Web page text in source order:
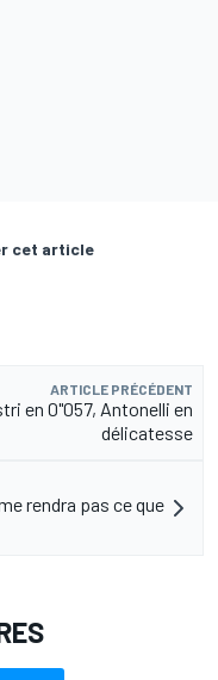
cet article
ARTICLE PRÉCÉDENT
en 0"057, Antonelli en
délicatesse
rendra pas ce que